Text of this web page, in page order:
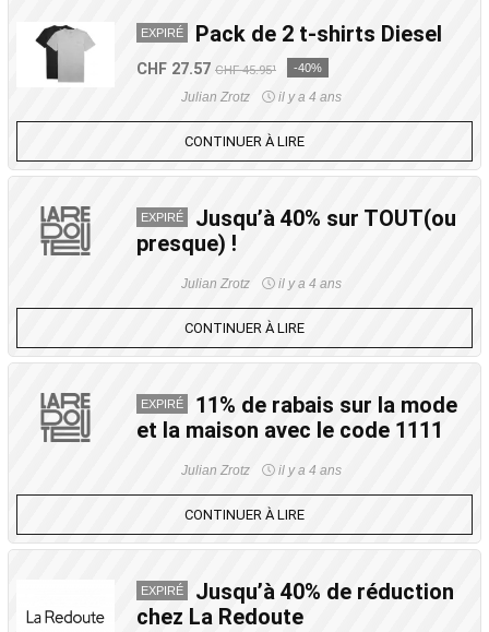
EXPIRÉ Pack de 2 t-shirts Diesel
CHF 27.57 CHF 45.95¹ -40%
Julian Zrotz il y a 4 ans
CONTINUER À LIRE
EXPIRÉ
Jusqu’à 40% sur TOUT(ou
presque) !
Julian Zrotz il y a 4 ans
CONTINUER À LIRE
EXPIRÉ
11% de rabais sur la mode
et la maison avec le code 1111
Julian Zrotz il y a 4 ans
CONTINUER À LIRE
EXPIRÉ
Jusqu’à 40% de réduction
chez La Redoute